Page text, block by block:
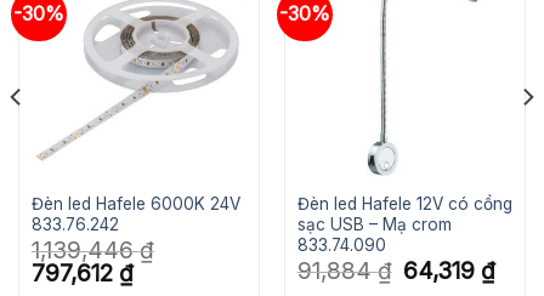
-30%
Đèn led Hafele 6000K 24V
833.76.242
1,139,446₫
Giá
gốc
797,612 ₫Giá
hiện
-30%
Đèn led Hafele 12V có cổng
sạc USB – Mạ crom
833.74.090
91,884₫
Giá
gốc
64,319 ₫Giá